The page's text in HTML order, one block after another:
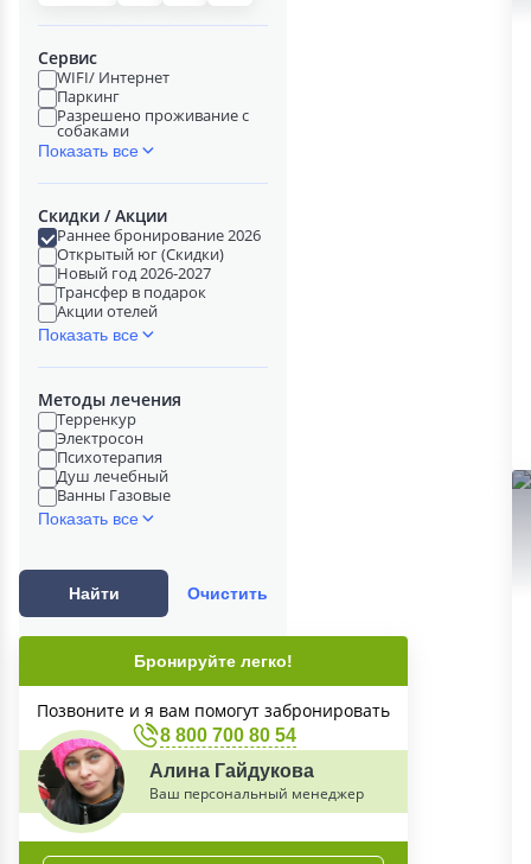
Сервис
WIFI/ Интернет
Паркинг
Разрешено проживание с
собаками
Показать все
Скидки / Акции
Раннее бронирование 2026
Открытый юг (Скидки)
Новый год 2026-2027
Трансфер в подарок
Акции отелей
Показать все
Методы лечения
Терренкур
Электросон
Психотерапия
Душ лечебный
Ванны Газовые
Показать все
Найти Очистить
Бронируйте легко!
Позвоните и я вам помогут забронировать
8 800 700 80 54
Алина Гайдукова
Ваш персональный менеджер